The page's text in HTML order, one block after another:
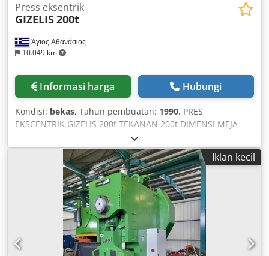
Άγιος Αθανάσιος
10.049 km
Press eksentrik
GIZELIS200t
Informasi harga Hubungi
Kondisi: bekas, Tahun pembuatan: 1990, PRES
EKSCENTRIK GIZELIS 200t TEKANAN 200t DIMENSI MEJA
1000x660mm LANGKAH 17-230mm Cedpfx Ahsx N Sqyocerf
DAYA 11kW DENGAN SISTEM PENJAEP HIDROLIS
Iklan kecil